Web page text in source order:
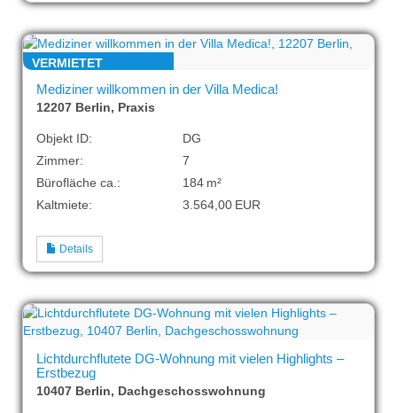
VERMIETET
Mediziner willkommen in der Villa Medica!
12207 Berlin, Praxis
Objekt ID:
DG
Zimmer:
7
Bürofläche ca.:
184 m²
Kaltmiete:
3.564,00 EUR
Details
Lichtdurchflutete DG-Wohnung mit vielen Highlights –
Erstbezug
10407 Berlin, Dachgeschosswohnung